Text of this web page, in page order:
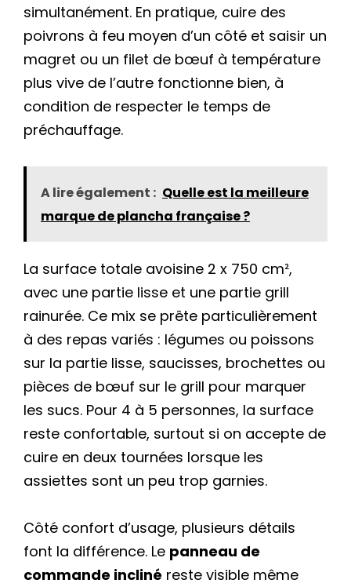
simultanément. En pratique, cuire des
poivrons à feu moyen d’un côté et saisir un
magret ou un filet de bœuf à température
plus vive de l’autre fonctionne bien, à
condition de respecter le temps de
préchauffage.
A lire également : Quelle est la meilleure
marque de plancha française ?
La surface totale avoisine 2 x 750 cm²,
avec une partie lisse et une partie grill
rainurée. Ce mix se prête particulièrement
à des repas variés : légumes ou poissons
sur la partie lisse, saucisses, brochettes ou
pièces de bœuf sur le grill pour marquer
les sucs. Pour 4 à 5 personnes, la surface
reste confortable, surtout si on accepte de
cuire en deux tournées lorsque les
assiettes sont un peu trop garnies.
Côté confort d’usage, plusieurs détails
font la différence. Le panneau de
commande incliné reste visible même